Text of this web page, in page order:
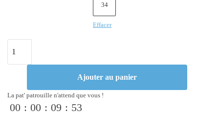
34
Effacer
Ajouter au panier
La pat' patrouille n'attend que vous !
00 : 00 : 09 : 52